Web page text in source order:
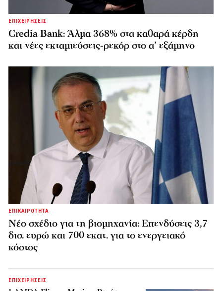
ΕΠΙΧΕΙΡΗΣΕΙΣ
Credia Bank: Άλμα 368% στα καθαρά κέρδη
και νέες εκταμιεύσεις-ρεκόρ στο α’ εξάμηνο
ΕΠΙΚΑΙΡΟΤΗΤΑ
Νέο σχέδιο για τη βιομηχανία: Επενδύσεις 3,7
δισ. ευρώ και 700 εκατ. για το ενεργειακό
κόστος
ΕΠΙΧΕΙΡΗΣΕΙΣ